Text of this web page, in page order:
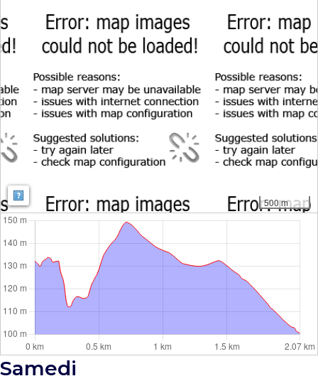
Map: Map: © OpenStreetMap contributors | Map style:
500 m
Samedi